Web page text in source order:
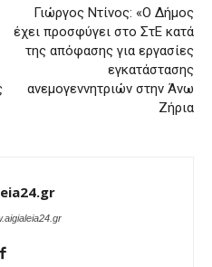
Γιώργος Ντίνος: «Ο Δήμος
έχει προσφύγει στο ΣτΕ κατά
της απόφασης για εργασίες
εγκατάστασης
ανεμογεννητριών στην Άνω
Ζήρια